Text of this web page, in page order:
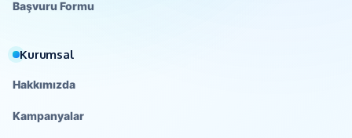
Başvuru Formu
Kurumsal
Hakkımızda
Kampanyalar